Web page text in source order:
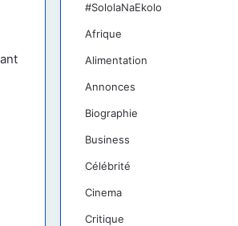
#SololaNaEkolo
Afrique
Alimentation
Annonces
Biographie
Business
Célébrité
Cinema
Critique